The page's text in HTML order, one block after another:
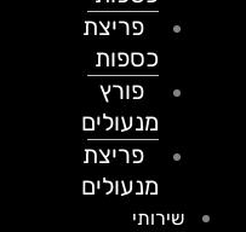
פריצת
כספות
פורץ
מנעולים
פריצת
מנעולים
שירותי